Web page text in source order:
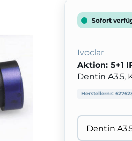
Sofort
Ivoclar
Aktion: 5+1
Dentin A3.5,
Herstellernr: